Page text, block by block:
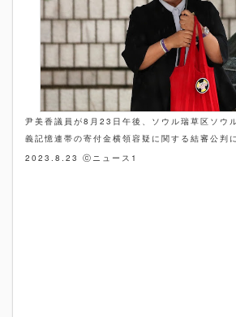
尹美香議員が8 月 23 日午後、ソウル瑞草区ソウ
義記憶連帯の寄付金横領容疑に関する結審公判
2023.8.23 ⓒ ニュース 1